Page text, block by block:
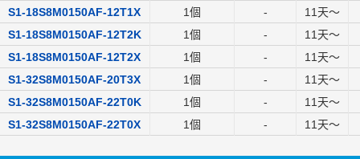
S1-18S8M0150AF-12T1X 1個 - 11 天～
S1-18S8M0150AF-12T2K
1個 - 11 天～
S1-18S8M0150AF-12T2X
1個 - 11 天～
S1-32S8M0150AF-20T3X
1個 - 11 天～
S1-32S8M0150AF-22T0K
1個 - 11 天～
S1-32S8M0150AF-22T0X
1個 - 11 天～